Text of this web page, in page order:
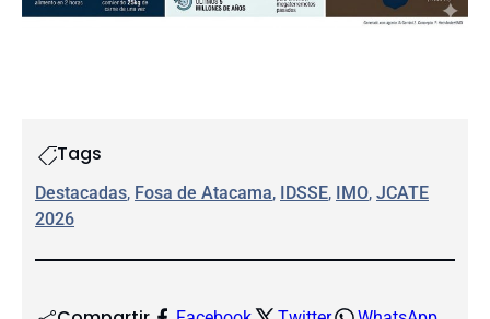
Tags
Destacadas, Fosa de Atacama, IDSSE, IMO, JCATE
2026